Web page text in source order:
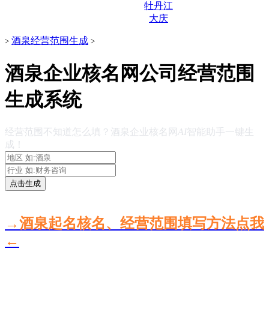
牡丹江
大庆
> 酒泉经营范围生成 >
酒泉企业核名网公司经营范围
生成系统
经营范围不知道怎么填？酒泉企业核名网 AI智能助手一键生
成！
点击生成
→酒泉起名核名、经营范围填写方法点我
←